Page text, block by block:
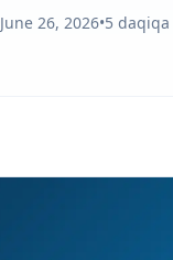
June 26, 2026•5 daqiqa